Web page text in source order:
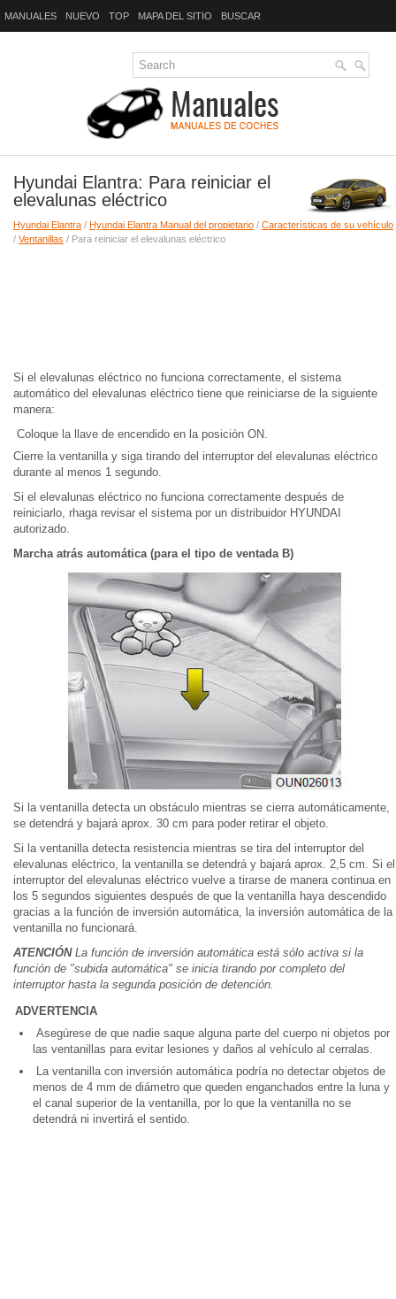
MANUALES NUEVO TOP MAPA DEL SITIO BUSCAR
Hyundai Elantra: Para reiniciar el
elevalunas eléctrico
Hyundai Elantra / Hyundai Elantra Manual del propietario / Características de su vehículo
/ Ventanillas / Para reiniciar el elevalunas eléctrico
Si el elevalunas eléctrico no funciona correctamente, el sistema
automático del elevalunas eléctrico tiene que reiniciarse de la siguiente
manera:
Coloque la llave de encendido en la posición ON.
Cierre la ventanilla y siga tirando del interruptor del elevalunas eléctrico
durante al menos 1 segundo.
Si el elevalunas eléctrico no funciona correctamente después de
reiniciarlo, rhaga revisar el sistema por un distribuidor HYUNDAI
autorizado.
Marcha atrás automática (para el tipo de ventada B)
Si la ventanilla detecta un obstáculo mientras se cierra automáticamente,
se detendrá y bajará aprox. 30 cm para poder retirar el objeto.
Si la ventanilla detecta resistencia mientras se tira del interruptor del
elevalunas eléctrico, la ventanilla se detendrá y bajará aprox. 2,5 cm. Si el
interruptor del elevalunas eléctrico vuelve a tirarse de manera continua en
los 5 segundos siguientes después de que la ventanilla haya descendido
gracias a la función de inversión automática, la inversión automática de la
ventanilla no funcionará.
ATENCIÓNLa función de inversión automática está sólo activa si la
función de "subida automática" se inicia tirando por completo del
interruptor hasta la segunda posición de detención.
ADVERTENCIA
Asegúrese de que nadie saque alguna parte del cuerpo ni objetos por
las ventanillas para evitar lesiones y daños al vehículo al cerralas.
La ventanilla con inversión automática podría no detectar objetos de
menos de 4 mm de diámetro que queden enganchados entre la luna y
el canal superior de la ventanilla, por lo que la ventanilla no se
detendrá ni invertirá el sentido.